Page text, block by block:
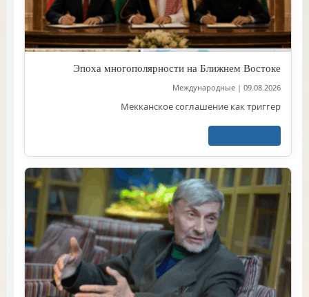
Эпоха многополярности на Ближнем Востоке
09.08.2026
|
Международные
Мекканское соглашение как триггер